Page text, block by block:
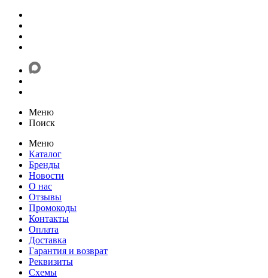
Меню
Поиск
Меню
Каталог
Бренды
Новости
О нас
Отзывы
Промокоды
Контакты
Оплата
Доставка
Гарантия и возврат
Реквизиты
Схемы